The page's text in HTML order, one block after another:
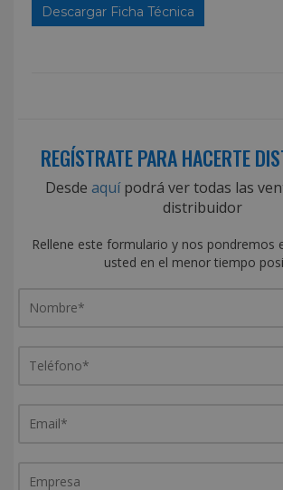
Descargar Ficha Técnica
REGÍSTRATE PARA HACERTE
Desde aquípodrá ver todas las
distribuidor
Rellene este formulario y nos pondremos
usted en el menor tiempo